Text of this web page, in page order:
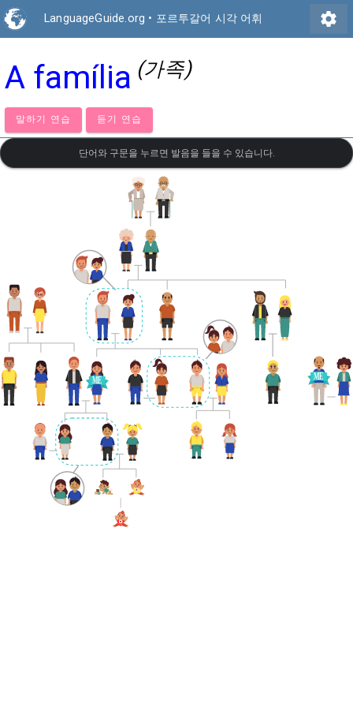
LanguageGuide.org • 포르투갈어 시각 어휘 settings
A família (가족)
말하기 연습 듣기 연습
단어와 구문을 누르면 발음을 들을 수 있습니다.